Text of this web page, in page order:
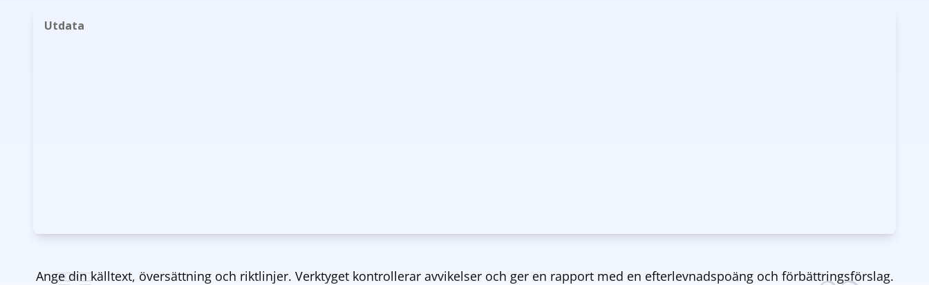
EN
ES
Utdata
Ange din källtext, översättning och riktlinjer. Verktyget kontrollerar avvikelser och ger en rapport med en efterlevnadspoäng och förbättringsförslag.